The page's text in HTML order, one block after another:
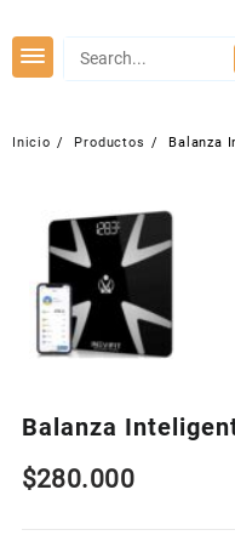
Inicio Productos Balanza
Balanza
$280.000